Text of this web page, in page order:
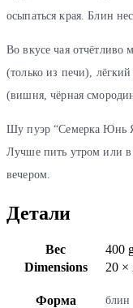
осыпаться края. Блин
Во вкусе чая отчётливо
(только из печи),
(вишня, чёрная
Шу пуэр “Семерка Юнь
Лучше пить утром или в
вечером.
Детали
Вес
400
Dimensions
20 ×
Форма блин